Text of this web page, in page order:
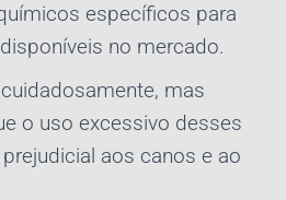
específicos para
no mercado.
mas
o uso excessivo desses
aos canos e ao